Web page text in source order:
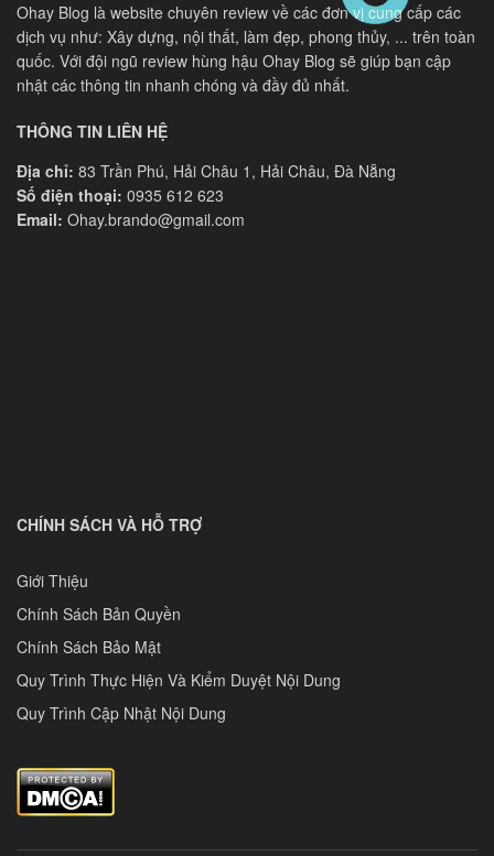
Ohay Blog là website chuyên review về các đơn vị cung cấp các
dịch vụ như: Xây dựng, nội thất, làm đẹp, phong thủy, ... trên toàn
quốc. Với đội ngũ review hùng hậu Ohay Blog sẽ giúp bạn cập
nhật các thông tin nhanh chóng và đầy đủ nhất.
THÔNG TIN LIÊN HỆ
Địa chỉ: 83 Trần Phú, Hải Châu 1, Hải Châu, Đà Nẵng
Số điện thoại: 0935 612 623
Email: Ohay.brando@gmail.com
CHÍNH SÁCH VÀ HỖ TRỢ
Giới Thiệu
Chính Sách Bản Quyền
Chính Sách Bảo Mật
Quy Trình Thực Hiện Và Kiểm Duyệt Nội Dung
Quy Trình Cập Nhật Nội Dung